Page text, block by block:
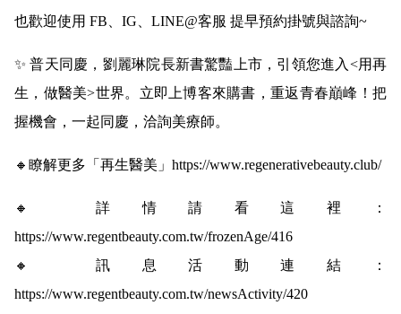
也歡迎使用 FB、IG、LINE@客服 提早預約掛號與諮詢~
✨ 普天同慶，劉麗琳院長新書驚豔上市，引領您進入<用再
生，做醫美>世界。立即上博客來購書，重返青春巔峰！把
握機會，一起同慶，洽詢美療師。
🔸瞭解更多「再生醫美」 https://www.regenerativebeauty.club/
🔸 詳情請看這裡：
https://www.regentbeauty.com.tw/frozenAge/416
🔸 訊息活動連結：
https://www.regentbeauty.com.tw/newsActivity/420